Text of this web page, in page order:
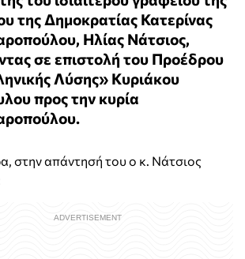
της Δημοκρατίας Κατερίνας
Ηλίας Νάτσιος,
σε επιστολή του Προέδρου
Λύσης» Κυριάκου
προς την κυρία
στην απάντησή του ο κ. Νάτσιος